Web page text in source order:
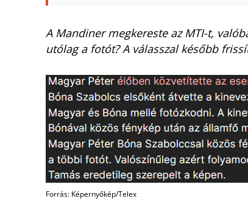
A Mandiner megkereste az MTI-t,
utólag a fotót? A válasszal később
Forrás: Képernyőkép/Telex